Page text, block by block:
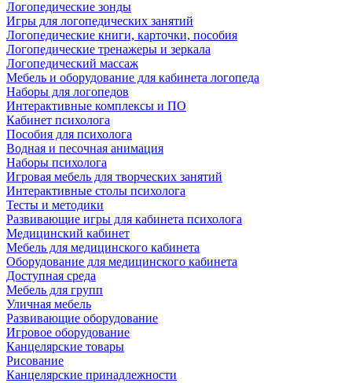
Логопедические зонды
Игры для логопедических занятий
Логопедические книги, карточки, пособия
Логопедические тренажеры и зеркала
Логопедический массаж
Мебель и оборудование для кабинета логопеда
Наборы для логопедов
Интерактивные комплексы и ПО
Кабинет психолога
Пособия для психолога
Водная и песочная анимация
Наборы психолога
Игровая мебель для творческих занятий
Интерактивные столы психолога
Тесты и методики
Развивающие игры для кабинета психолога
Медицинский кабинет
Мебель для медицинского кабинета
Оборудование для медицинского кабинета
Доступная среда
Мебель для групп
Уличная мебель
Развивающие оборудование
Игровое оборудование
Канцелярские товары
Рисование
Канцелярские принадлежности